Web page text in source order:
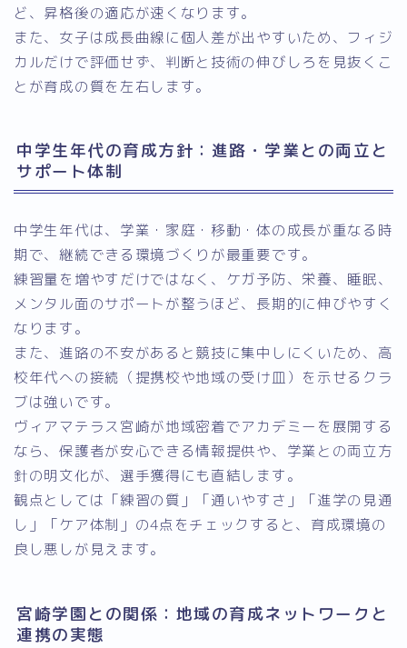
ど、昇格後の適応が速くなります。
また、女子は成長曲線に個人差が出やすいため、フィジ
カルだけで評価せず、判断と技術の伸びしろを見抜くこ
とが育成の質を左右します。
中学生年代の育成方針：進路・学業との両立と
サポート体制
中学生年代は、学業・家庭・移動・体の成長が重なる時
期で、継続できる環境づくりが最重要です。
練習量を増やすだけではなく、ケガ予防、栄養、睡眠、
メンタル面のサポートが整うほど、長期的に伸びやすく
なります。
また、進路の不安があると競技に集中しにくいため、高
校年代への接続（提携校や地域の受け皿）を示せるクラ
ブは強いです。
ヴィアマテラス宮崎が地域密着でアカデミーを展開する
なら、保護者が安心できる情報提供や、学業との両立方
針の明文化が、選手獲得にも直結します。
観点としては「練習の質」「通いやすさ」「進学の見通
し」「ケア体制」の4点をチェックすると、育成環境の
良し悪しが見えます。
宮崎学園との関係：地域の育成ネットワークと
連携の実態